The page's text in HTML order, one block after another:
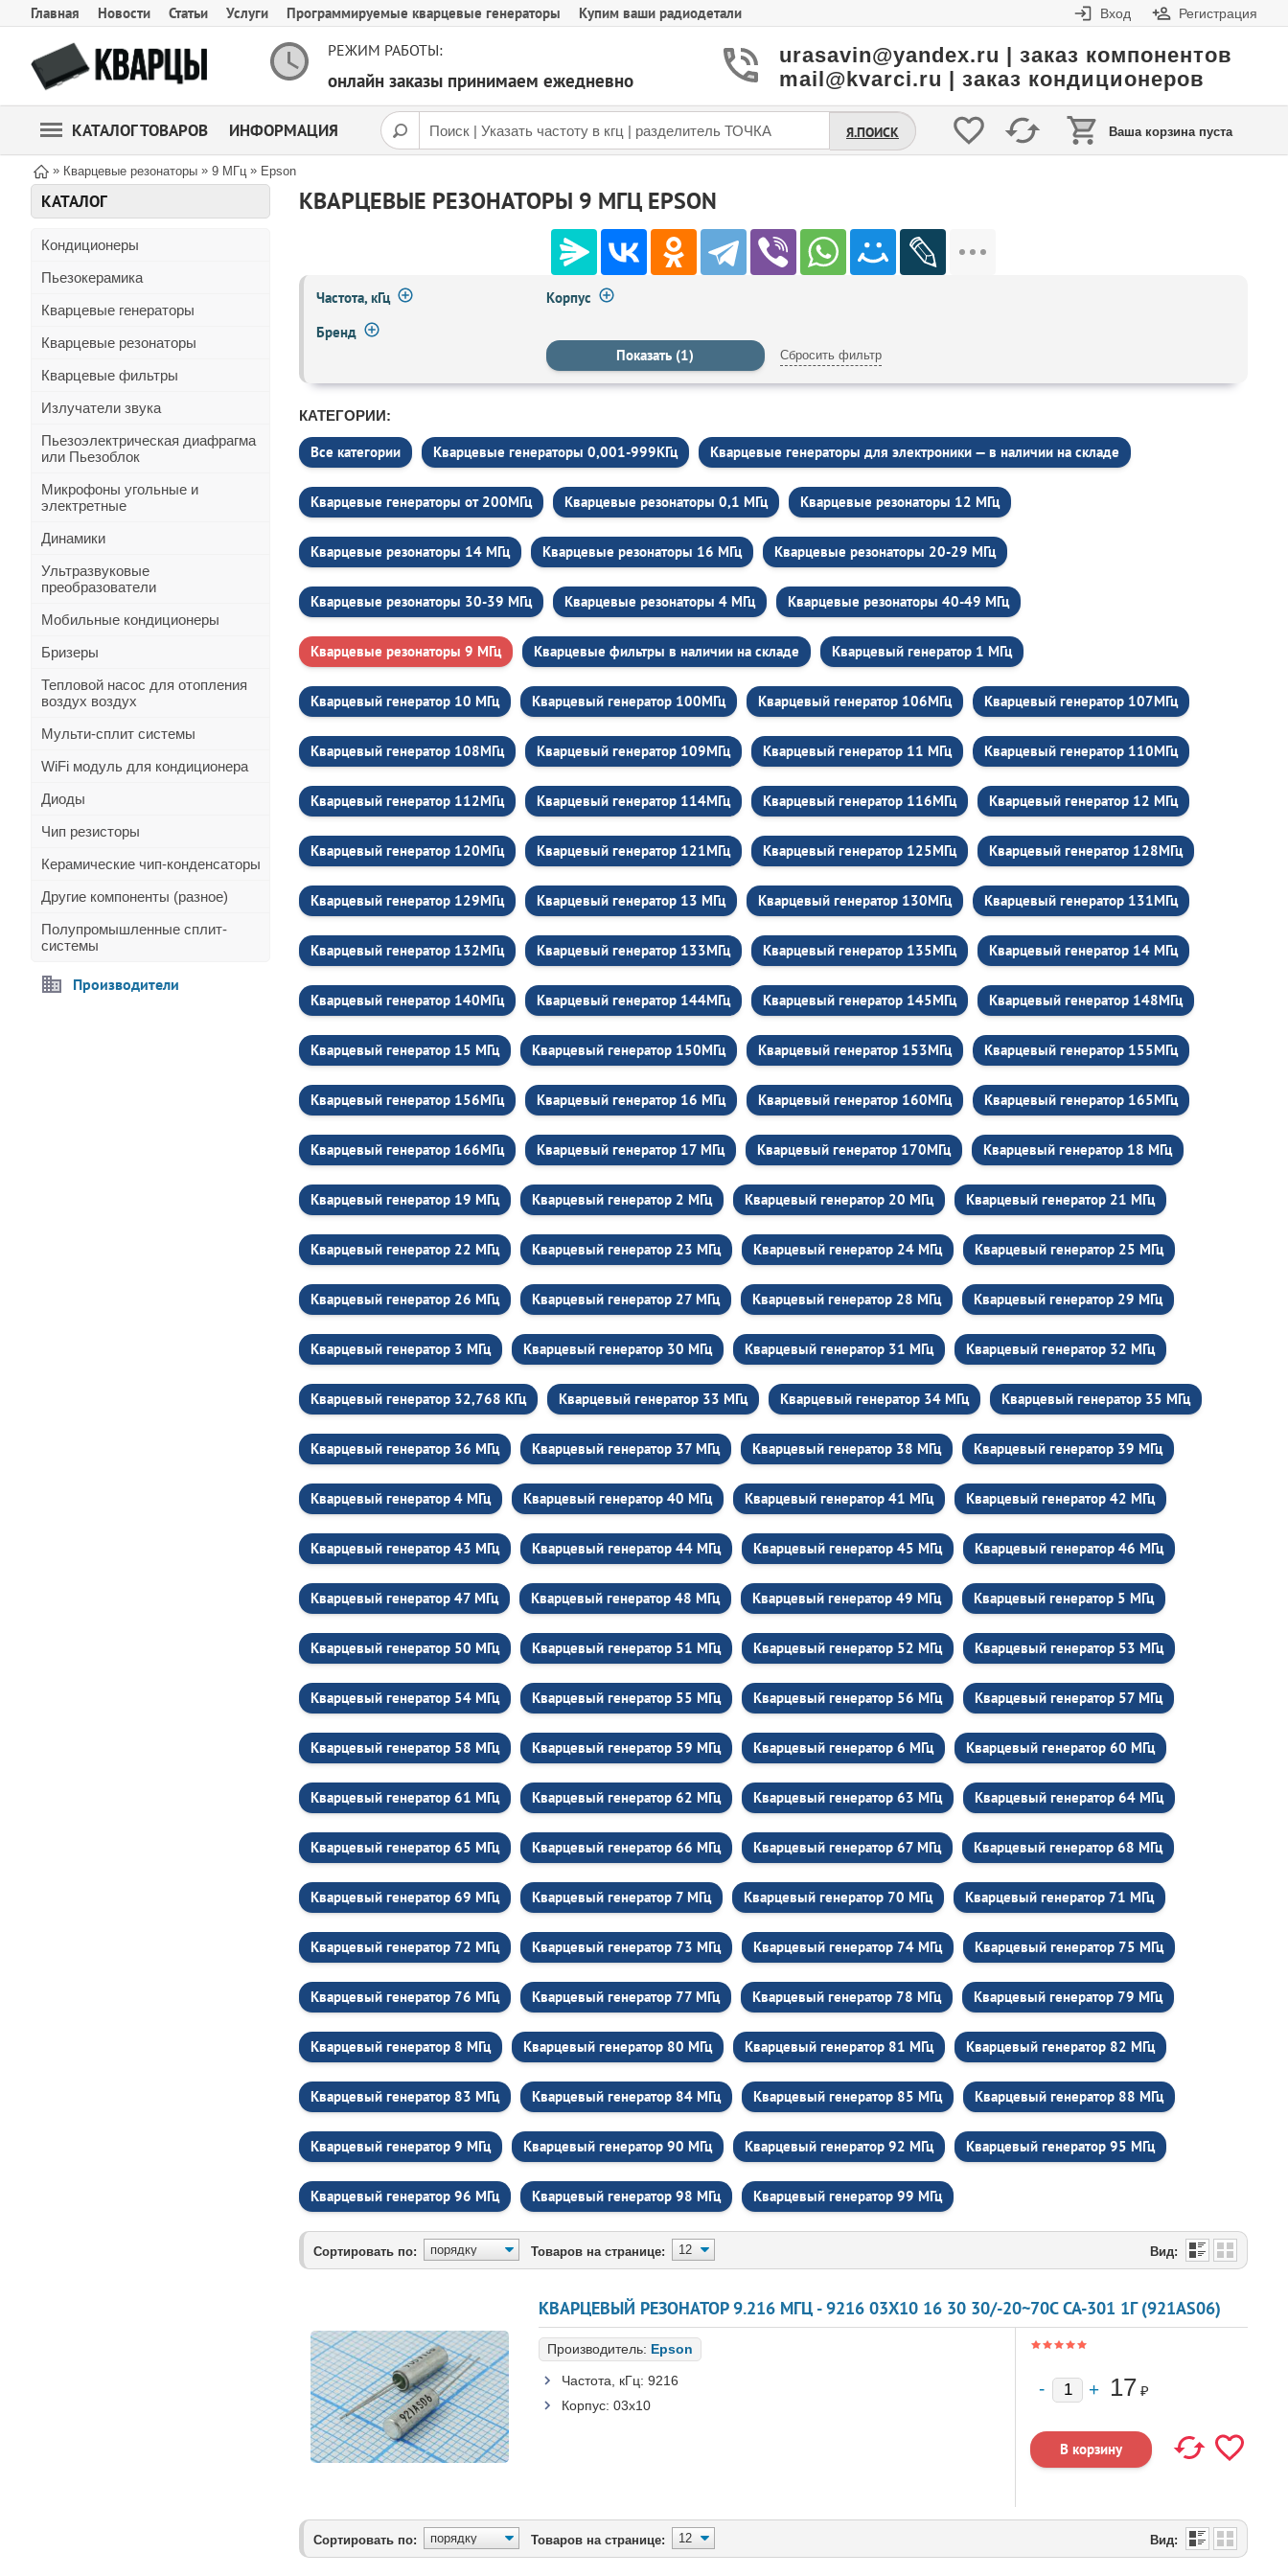
Главная Новости Статьи Услуги Программируемые кварцевые генераторы Купим ваши радиодетали Вход Регистрация
РЕЖИМ РАБОТЫ:
онлайн заказы принимаем ежедневно
urasavin@yandex.ru | заказ компонентов
mail@kvarci.ru | заказ кондиционеров
КАТАЛОГ ТОВАРОВ ИНФОРМАЦИЯ Ваша корзина пуста
Я.ПОИСК
» Кварцевые резонаторы » 9 МГц » Epson
КАТАЛОГ
Кондиционеры
Пьезокерамика
Кварцевые генераторы
Кварцевые резонаторы
Кварцевые фильтры
Излучатели звука
Пьезоэлектрическая диафрагма
или Пьезоблок
Микрофоны угольные и
электретные
Динамики
Ультразвуковые
преобразователи
Мобильные кондиционеры
Бризеры
Тепловой насос для отопления
воздух воздух
Мульти-сплит системы
WiFi модуль для кондиционера
Диоды
Чип резисторы
Керамические чип-конденсаторы
Другие компоненты (разное)
Полупромышленные сплит-
системы
Производители
КВАРЦЕВЫЕ РЕЗОНАТОРЫ 9 МГЦ EPSON
Частота, кГц
Корпус
Бренд
Сбросить фильтр
КАТЕГОРИИ:
Все категории Кварцевые генераторы 0,001-999КГц Кварцевые генераторы для электроники — в наличии на складе
Кварцевые генераторы от 200МГц Кварцевые резонаторы 0,1 МГц Кварцевые резонаторы 12 МГц
Кварцевые резонаторы 14 МГц Кварцевые резонаторы 16 МГц Кварцевые резонаторы 20-29 МГц
Кварцевые резонаторы 30-39 МГц Кварцевые резонаторы 4 МГц Кварцевые резонаторы 40-49 МГц
Кварцевые резонаторы 9 МГц Кварцевые фильтры в наличии на складе Кварцевый генератор 1 МГц
Кварцевый генератор 10 МГц Кварцевый генератор 100МГц Кварцевый генератор 106МГц Кварцевый генератор 107МГц
Кварцевый генератор 108МГц Кварцевый генератор 109МГц Кварцевый генератор 11 МГц Кварцевый генератор 110МГц
Кварцевый генератор 112МГц Кварцевый генератор 114МГц Кварцевый генератор 116МГц Кварцевый генератор 12 МГц
Кварцевый генератор 120МГц Кварцевый генератор 121МГц Кварцевый генератор 125МГц Кварцевый генератор 128МГц
Кварцевый генератор 129МГц Кварцевый генератор 13 МГц Кварцевый генератор 130МГц Кварцевый генератор 131МГц
Кварцевый генератор 132МГц Кварцевый генератор 133МГц Кварцевый генератор 135МГц Кварцевый генератор 14 МГц
Кварцевый генератор 140МГц Кварцевый генератор 144МГц Кварцевый генератор 145МГц Кварцевый генератор 148МГц
Кварцевый генератор 15 МГц Кварцевый генератор 150МГц Кварцевый генератор 153МГц Кварцевый генератор 155МГц
Кварцевый генератор 156МГц Кварцевый генератор 16 МГц Кварцевый генератор 160МГц Кварцевый генератор 165МГц
Кварцевый генератор 166МГц Кварцевый генератор 17 МГц Кварцевый генератор 170МГц Кварцевый генератор 18 МГц
Кварцевый генератор 19 МГц Кварцевый генератор 2 МГц Кварцевый генератор 20 МГц Кварцевый генератор 21 МГц
Кварцевый генератор 22 МГц Кварцевый генератор 23 МГц Кварцевый генератор 24 МГц Кварцевый генератор 25 МГц
Кварцевый генератор 26 МГц Кварцевый генератор 27 МГц Кварцевый генератор 28 МГц Кварцевый генератор 29 МГц
Кварцевый генератор 3 МГц Кварцевый генератор 30 МГц Кварцевый генератор 31 МГц Кварцевый генератор 32 МГц
Кварцевый генератор 32,768 КГц Кварцевый генератор 33 МГц Кварцевый генератор 34 МГц Кварцевый генератор 35 МГц
Кварцевый генератор 36 МГц Кварцевый генератор 37 МГц Кварцевый генератор 38 МГц Кварцевый генератор 39 МГц
Кварцевый генератор 4 МГц Кварцевый генератор 40 МГц Кварцевый генератор 41 МГц Кварцевый генератор 42 МГц
Кварцевый генератор 43 МГц Кварцевый генератор 44 МГц Кварцевый генератор 45 МГц Кварцевый генератор 46 МГц
Кварцевый генератор 47 МГц Кварцевый генератор 48 МГц Кварцевый генератор 49 МГц Кварцевый генератор 5 МГц
Кварцевый генератор 50 МГц Кварцевый генератор 51 МГц Кварцевый генератор 52 МГц Кварцевый генератор 53 МГц
Кварцевый генератор 54 МГц Кварцевый генератор 55 МГц Кварцевый генератор 56 МГц Кварцевый генератор 57 МГц
Кварцевый генератор 58 МГц Кварцевый генератор 59 МГц Кварцевый генератор 6 МГц Кварцевый генератор 60 МГц
Кварцевый генератор 61 МГц Кварцевый генератор 62 МГц Кварцевый генератор 63 МГц Кварцевый генератор 64 МГц
Кварцевый генератор 65 МГц Кварцевый генератор 66 МГц Кварцевый генератор 67 МГц Кварцевый генератор 68 МГц
Кварцевый генератор 69 МГц Кварцевый генератор 7 МГц Кварцевый генератор 70 МГц Кварцевый генератор 71 МГц
Кварцевый генератор 72 МГц Кварцевый генератор 73 МГц Кварцевый генератор 74 МГц Кварцевый генератор 75 МГц
Кварцевый генератор 76 МГц Кварцевый генератор 77 МГц Кварцевый генератор 78 МГц Кварцевый генератор 79 МГц
Кварцевый генератор 8 МГц Кварцевый генератор 80 МГц Кварцевый генератор 81 МГц Кварцевый генератор 82 МГц
Кварцевый генератор 83 МГц Кварцевый генератор 84 МГц Кварцевый генератор 85 МГц Кварцевый генератор 88 МГц
Кварцевый генератор 9 МГц Кварцевый генератор 90 МГц Кварцевый генератор 92 МГц Кварцевый генератор 95 МГц
Кварцевый генератор 96 МГц Кварцевый генератор 98 МГц Кварцевый генератор 99 МГц
Сортировать по: Товаров на странице: Вид:
КВАРЦЕВЫЙ РЕЗОНАТОР 9.216 МГЦ - 9216 03X10 16 30 30/-20~70C CA-301 1Г (921AS06)
Производитель: Epson
Частота, кГц: 9216
Корпус: 03x10
17 ₽
Сортировать по: Товаров на странице: Вид: